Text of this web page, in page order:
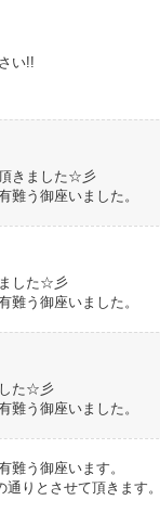
い!!
頂きました☆彡
難う御座いました。
ました☆彡
難う御座いました。
した☆彡
難う御座いました。
難う御座います。
りとさせて頂きます。